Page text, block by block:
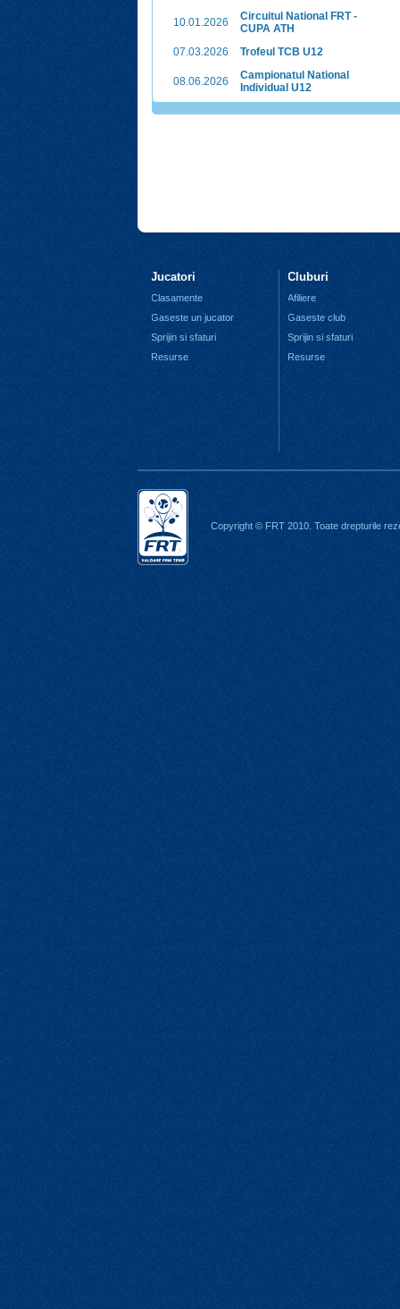
10.01.2026
Circuitul National FRT -
CUPA ATH
07.03.2026
Trofeul TCB U12
08.06.2026
Campionatul National
Individual U12
Jucatori
Clasamente
Gaseste un jucator
Sprijin si sfaturi
Resurse
Cluburi
Afiliere
Gaseste club
Sprijin si sfaturi
Resurse
Copyright © FRT 2010. Toate drepturile